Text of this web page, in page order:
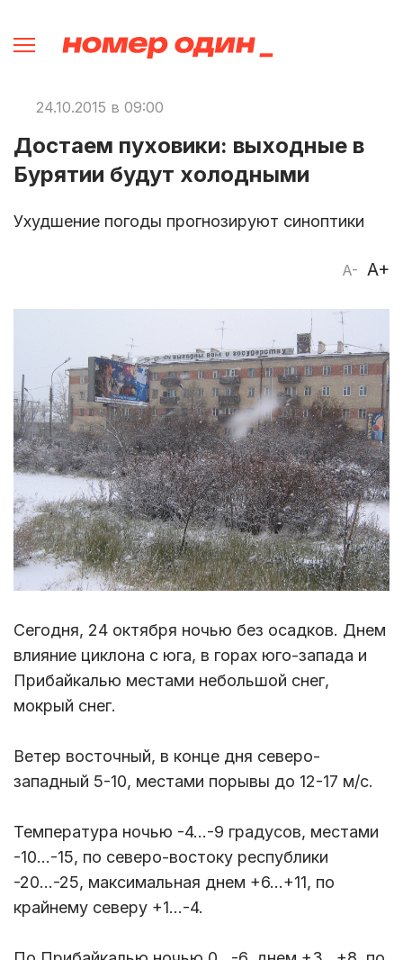
24.10.2015 в 09:00
Достаем пуховики: выходные в
Бурятии будут холодными
Ухудшение погоды прогнозируют синоптики
A- A+
Сегодня, 24 октября ночью без осадков. Днем
влияние циклона с юга, в горах юго-запада и
Прибайкалью местами небольшой снег,
мокрый снег.
Ветер восточный, в конце дня северо-
западный 5-10, местами порывы до 12-17 м/с.
Температура ночью -4…-9 градусов, местами
-10…-15, по северо-востоку республики
-20…-25, максимальная днем +6…+11, по
крайнему северу +1…-4.